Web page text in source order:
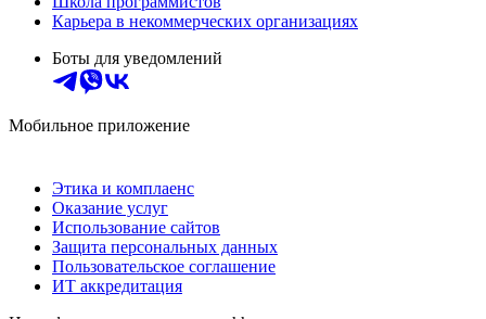
Карьера в некоммерческих организациях
Боты для уведомлений
Мобильное приложение
Этика и комплаенс
Оказание услуг
Использование сайтов
Защита персональных данных
Пользовательское соглашение
ИТ аккредитация